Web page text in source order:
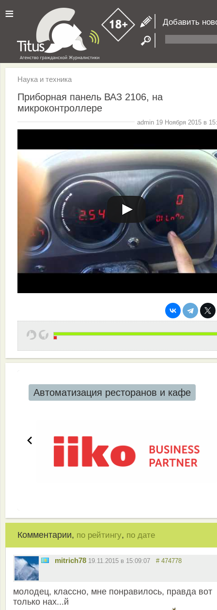
≡ Добавить
Наука и техника
Приборная панель ВАЗ 2106, на
микроконтроллере
admin 19 Ноября 2015 в
Автоматизация ресторанов и кафе
Комментарии, по рейтингу, по дате
mitrich78 19.11.2015 в 15:09:07 # 474778
молодец, классно, мне понравилось, правда вот
только нах...й